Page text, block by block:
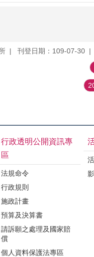
刊登日期：109-07-30
行政透明公開資訊專
區
法規命令
行政規則
施政計畫
預算及決算書
請訴願之處理及國家賠
償
個人資料保護法專區